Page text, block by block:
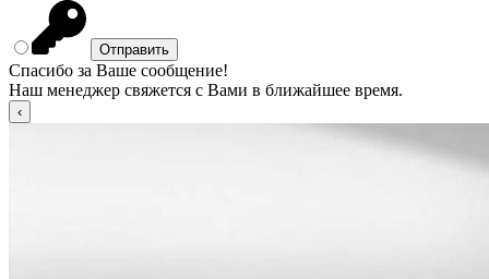
Спасибо за Ваше сообщение!
Наш менеджер свяжется с Вами в ближайшее время.